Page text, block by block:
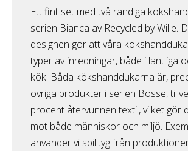
Ett fint set med två randiga
serien Bianca av Recycled by Wille.
designen gör att våra
typer av inredningar, både i lantliga
kök. Båda kökshanddukarna är,
övriga produkter i serien Bosse,
procent återvunnen textil, vilket gör
mot både människor och miljö.
använder vi spilltyg från